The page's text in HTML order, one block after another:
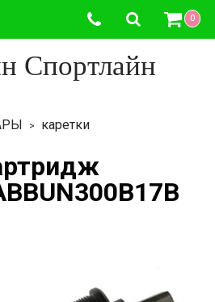
0
Спортлайн
каретки